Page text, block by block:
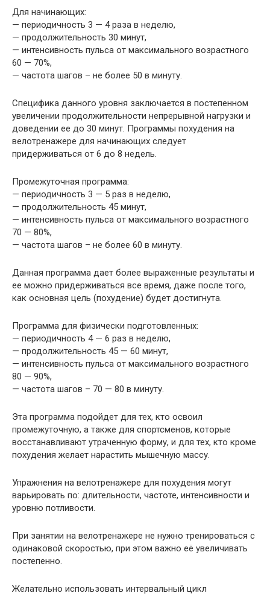
Для начинающих:
— периодичность 3 — 4 раза в неделю,
— продолжительность 30 минут,
— интенсивность пульса от максимального возрастного
60 — 70%,
— частота шагов – не более 50 в минуту.
Специфика данного уровня заключается в постепенном
увеличении продолжительности непрерывной нагрузки и
доведении ее до 30 минут. Программы похудения на
велотренажере для начинающих следует
придерживаться от 6 до 8 недель.
Промежуточная программа:
— периодичность 3 — 5 раз в неделю,
— продолжительность 45 минут,
— интенсивность пульса от максимального возрастного
70 — 80%,
— частота шагов – не более 60 в минуту.
Данная программа дает более выраженные результаты и
ее можно придерживаться все время, даже после того,
как основная цель (похудение) будет достигнута.
Программа для физически подготовленных:
— периодичность 4 — 6 раз в неделю,
— продолжительность 45 — 60 минут,
— интенсивность пульса от максимального возрастного
80 — 90%,
— частота шагов – 70 — 80 в минуту.
Эта программа подойдет для тех, кто освоил
промежуточную, а также для спортсменов, которые
восстанавливают утраченную форму, и для тех, кто кроме
похудения желает нарастить мышечную массу.
Упражнения на велотренажере для похудения могут
варьировать по: длительности, частоте, интенсивности и
уровню потливости.
При занятии на велотренажере не нужно тренироваться с
одинаковой скоростью, при этом важно её увеличивать
постепенно.
Желательно использовать интервальный цикл